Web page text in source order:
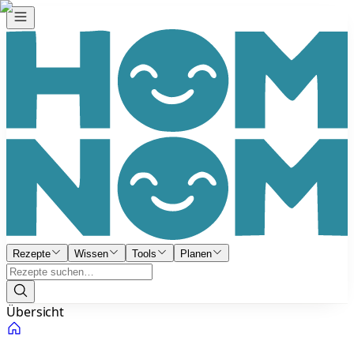
Rezepte Wissen Tools Planen
Übersicht